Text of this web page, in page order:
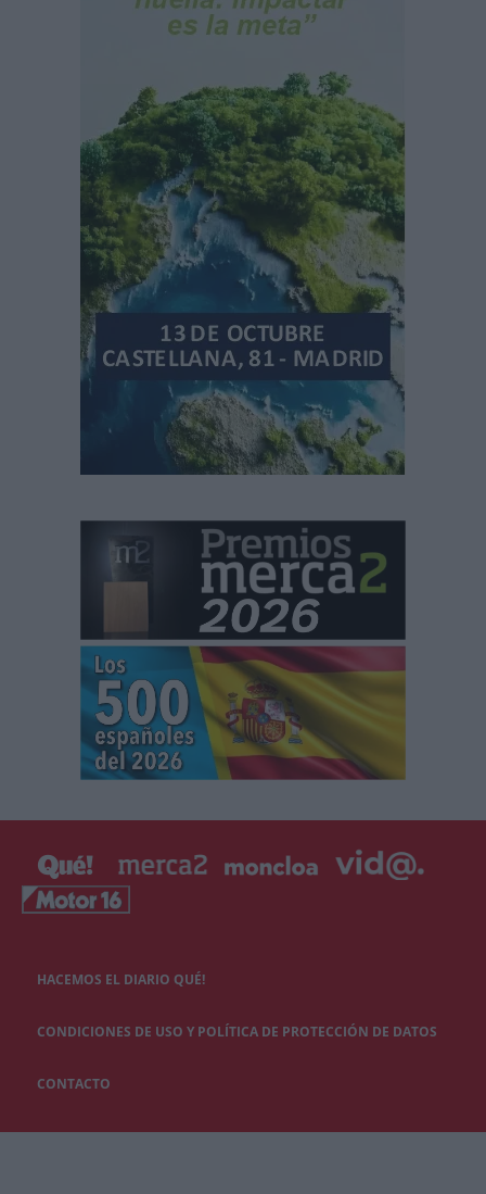
HACEMOS EL DIARIO QUÉ!
CONDICIONES DE USO Y POLÍTICA DE PROTECCIÓN DE DATOS
CONTACTO